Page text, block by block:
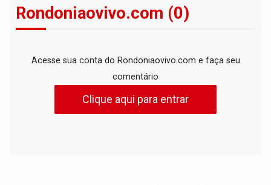
Rondoniaovivo.com (0)
Acesse sua conta do Rondoniaovivo.com e faça seu
comentário
Clique aqui para entrar